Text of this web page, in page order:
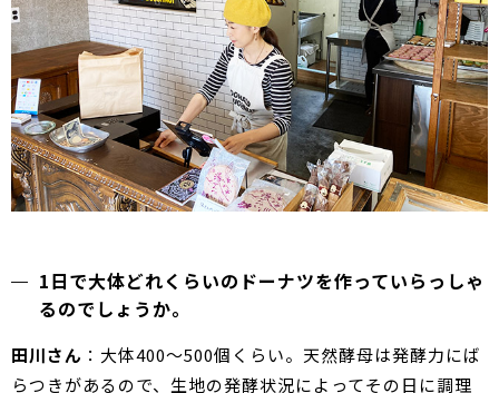
1日で大体どれくらいのドーナツを作っていらっしゃ
るのでしょうか。
田川さん ：大体400〜500個くらい。天然酵母は発酵力にば
らつきがあるので、生地の発酵状況によってその日に調理